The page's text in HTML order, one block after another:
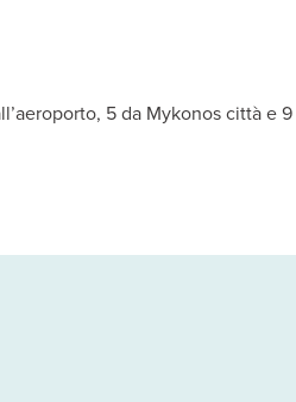
5 da Mykonos città e
con linea diretta, TV